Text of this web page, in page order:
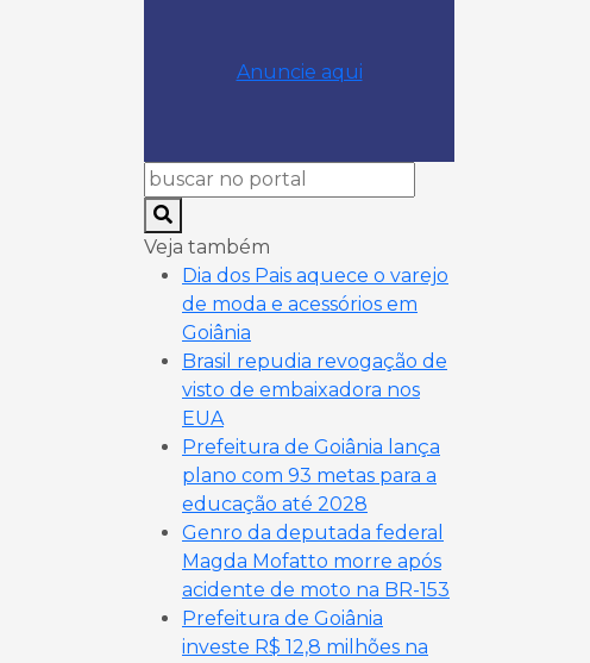
Anuncie aqui
Veja também
Dia dos Pais aquece o varejo
de moda e acessórios em
Goiânia
Brasil repudia revogação de
visto de embaixadora nos
EUA
Prefeitura de Goiânia lança
plano com 93 metas para a
educação até 2028
Genro da deputada federal
Magda Mofatto morre após
acidente de moto na BR-153
Prefeitura de Goiânia
investe R$ 12,8 milhões na